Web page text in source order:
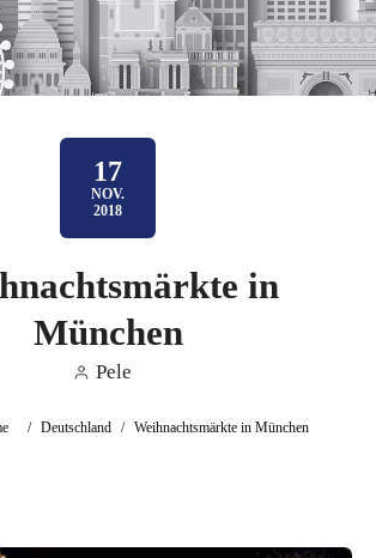
17
NOV.
2018
in
München
Pele
/ Deutschland / Weihnachtsmärkte in München